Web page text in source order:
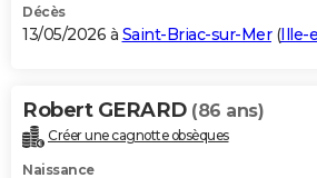
Décès
13/05/2026 à Saint-Briac-sur-Mer(Ille-
Robert GERARD (86 ans)
Créer une cagnotte obsèques
Naissance